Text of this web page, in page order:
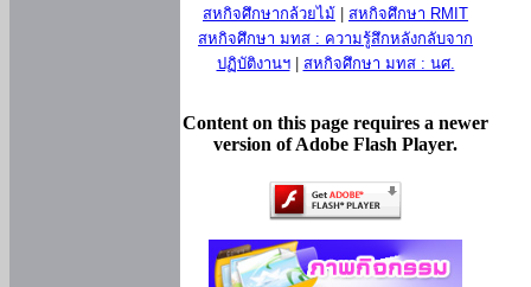
สหกิจศึกษากล้วยไม้
สหกิจศึกษา RMIT
สหกิจศึกษา มทส : ความรู้สึกหลังกลับจาก
ปฏิบัติงานฯ| สหกิจศึกษา มทส : นศ.
Content on this page requires a newer
version of Adobe Flash Player.